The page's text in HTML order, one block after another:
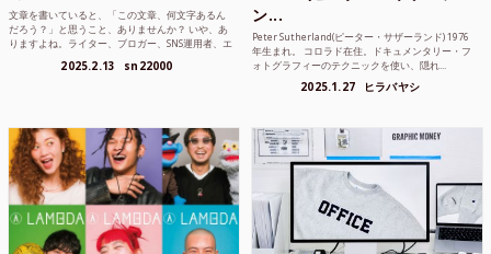
文章を書いていると、「この文章、何文字あるん
だろう？」と思うこと、ありませんか？ いや、あ
りますよね。ライター、ブロガー、SNS運用者、エ
2025.2.13 sn22000
ン...
Peter Sutherland(ピーター・サザーランド) 1976
年生まれ。 コロラド在住。ドキュメンタリー・フ
ォトグラフィーのテクニックを使い、隠れ...
2025.1.27 ヒラバヤシ